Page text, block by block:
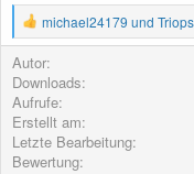
R
e
k
t
i
o
n
e
michael24179 und Triops
Autor
Downloads
Aufrufe
Erstellt am
Letzte Bearbeitung
Bewertung